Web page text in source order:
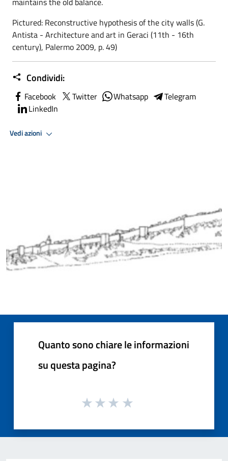
Pictured: Reconstructive hypothesis of the city walls (G.
Antista - Architecture and art in Geraci (11th - 16th
century), Palermo 2009, p. 49)
Condividi:
Facebook Twitter Whatsapp
Telegram
LinkedIn
Vedi azioni
Quanto sono chiare le informazioni
su questa pagina?